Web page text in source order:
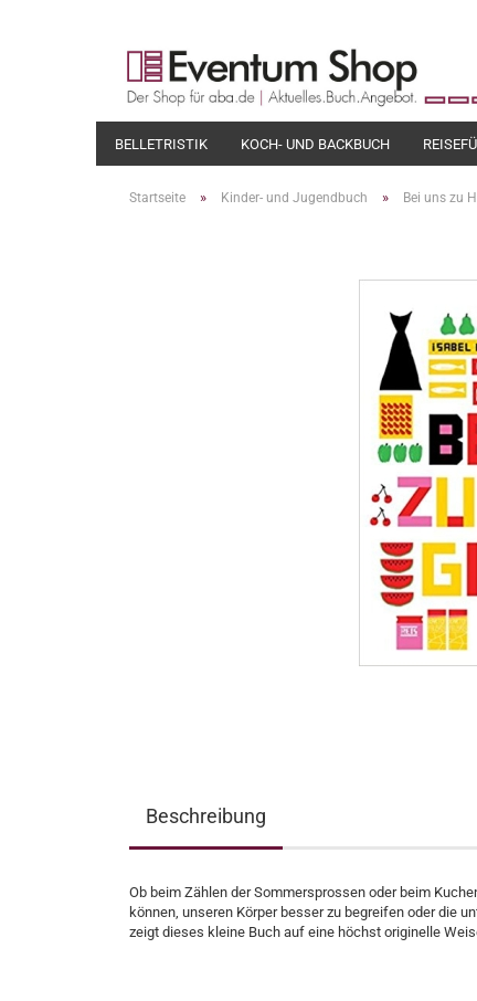
BELLETRISTIK KOCH- UND BACKBUCH
Startseite » Kinder- und Jugendbuch » Bei uns zu
Beschreibung
Ob beim Zählen der Sommersprossen oder beim
können, unseren Körper besser zu begreifen oder die
zeigt dieses kleine Buch auf eine höchst originelle